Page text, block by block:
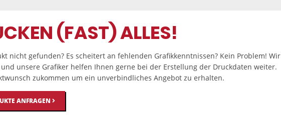
(FAST) ALLES!
nicht gefunden? Es scheitert an fehlenden Grafikkenntnissen? Kein Problem! Wir
unsere Grafiker helfen Ihnen gerne bei der Erstellung der Druckdaten weiter.
zukommen um ein unverbindliches Angebot zu erhalten.
ANFRAGEN